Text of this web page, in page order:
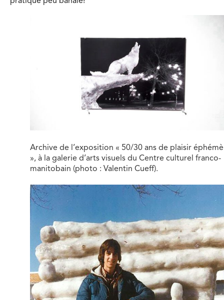
Archive de l’exposition « 50/30 ans de plaisir
», à la galerie d’arts visuels du Centre culturel franco-
manitobain (photo : Valentin Cueff).